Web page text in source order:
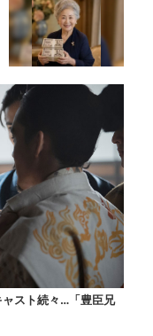
スト続々…「豊臣兄